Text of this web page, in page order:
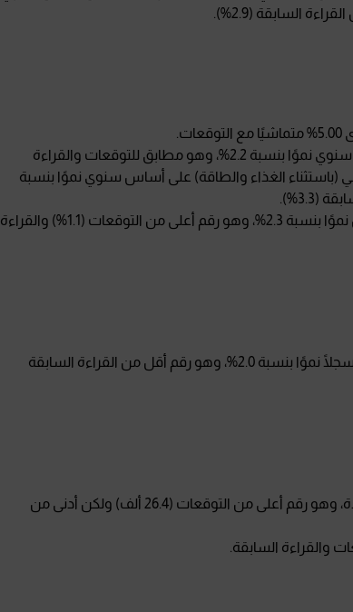
سجل مؤشر أسعار المستهلكين الرئيسي على أساس سنوي نموًا بنسبة 2.2%، وهو مطابق للتوقعات والقراءة
الغذاء والطاقة) على أساس سنوي نموًا بنسبة
ارتفع مؤشر مبيعات التجزئة على أساس سنوي ليسجل نموًا بنسبة 2.3%، وهو رقم أعلى من التوقعات (1.1%) والقراءة
تراجع مؤشر أسعار المستهلكين على أساس سنوي مسجلًا نموًا بنسبة 2.0%، وهو رقم أقل من القراءة السابقة
سجل معدل التغير في التوظيف 47.5 ألف وظيفة جديدة، وهو رقم أعلى من التوقعات (26.4 ألف) ولكن أدنى من